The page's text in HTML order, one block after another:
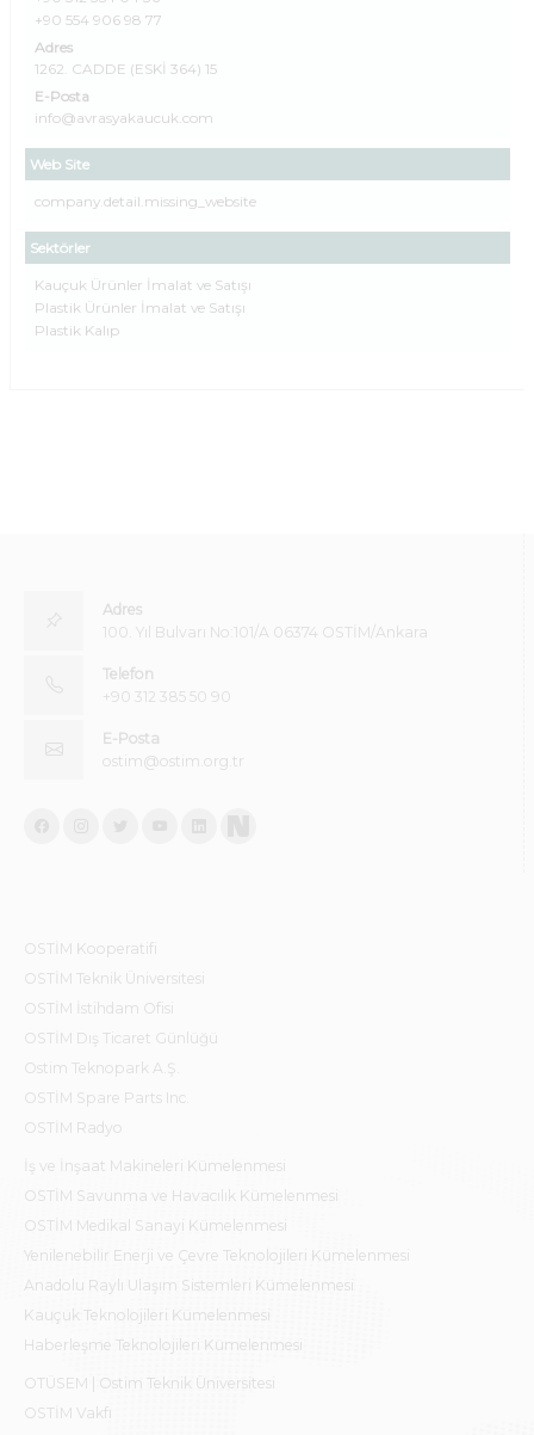
+90 554 906 98 77
Adres
1262. CADDE (ESKİ 364) 15
E-Posta
info@avrasyakaucuk.com
Web Site
company.detail.missing_website
Sektörler
Kauçuk Ürünler İmalat ve Satışı
Plastik Ürünler İmalat ve Satışı
Plastik Kalıp
Adres
100. Yıl Bulvarı No:101/A 06374 OSTİM/Ankara
Telefon
+90 312 385 50 90
E-Posta
ostim@ostim.org.tr
OSTİM Kooperatifi
OSTİM Teknik Üniversitesi
OSTİM İstihdam Ofisi
OSTİM Dış Ticaret Günlüğü
Ostim Teknopark A.Ş.
OSTİM Spare Parts Inc.
OSTİM Radyo
İş ve İnşaat Makineleri Kümelenmesi
OSTİM Savunma ve Havacılık Kümelenmesi
OSTİM Medikal Sanayi Kümelenmesi
Yenilenebilir Enerji ve Çevre Teknolojileri Kümelenmesi
Anadolu Raylı Ulaşım Sistemleri Kümelenmesi
Kauçuk Teknolojileri Kümelenmesi
Haberleşme Teknolojileri Kümelenmesi
OTÜSEM | Ostim Teknik Üniversitesi
OSTİM Vakfı